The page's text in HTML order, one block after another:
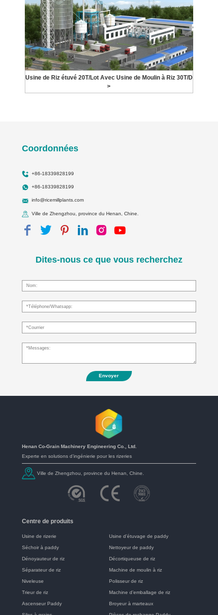
Usine de Riz étuvé 20T/Lot Avec Usine de Moulin à Riz 30T/D
>
Coordonnées
+86-18339828199
+86-18339828199
info@ricemillplants.com
Ville de Zhengzhou, province du Henan, Chine.
Dites-nous ce que vous recherchez
Envoyer
Henan Co-Grain Machinery Engineering Co., Ltd.
Experte en solutions d’ingénierie pour les rizeries
Ville de Zhengzhou, province du Henan, Chine.
Centre de produits
Usine de rizerie Usine d’étuvage de paddy
Séchoir à paddy Nettoyeur de paddy
Dénoyauteur de riz Décortiqueuse de riz
Séparateur de riz Machine de moulin à riz
Niveleuse Polisseur de riz
Trieur de riz Machine d’emballage de riz
Ascenseur Paddy Broyeur à marteaux